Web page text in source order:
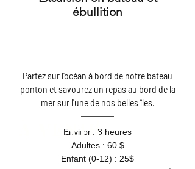
ébullition
Partez sur l'océan à bord de notre bateau
ponton et savourez un repas au bord de la
mer sur l'une de nos belles îles.
Environ. 3 heures
Adultes : 60 $
Enfant (0-12) : 25$
À VENIR